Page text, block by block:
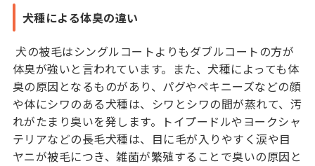
犬種による体臭の違い
犬の被毛はシングルコートよりもダブルコートの方が
体臭が強いと言われています。また、犬種によっても体
臭の原因となるものがあり、パグやペキニーズなどの顔
や体にシワのある犬種は、シワとシワの間が蒸れて、汚
れがたまり臭いを発します。トイプードルやヨークシャ
テリアなどの長毛犬種は、目に毛が入りやすく涙や目
ヤニが被毛につき、雑菌が繁殖することで臭いの原因と